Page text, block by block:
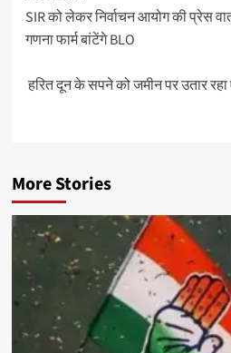
navigation
SIR को लेकर निर्वाचन आयोग की प्रेस
गणना फार्म बांटेंगे BLO
हरित दून के सपने को जमीन पर उतार रहा
More Stories